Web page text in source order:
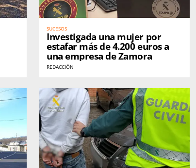
SUCESOS
Investigada una mujer por
estafar más de 4.200 euros a
una empresa de Zamora
REDACCIÓN